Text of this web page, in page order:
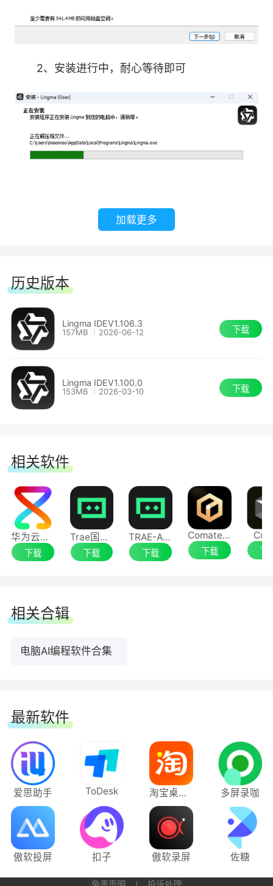
3.文件编辑
工程内多个代码文件修改，同时可通过多次对话进
行逐步迭代或快照回滚，开发者与通义灵码协同逐
步完成编码任务。
精确编辑：在开发者提供的上下文范围内完成
的上下文，进行代码文件修改，无需进行额外的复
文件编辑等代码修改相关工具使用能力，可帮助开
发者快速完成代码修改。
4.编程智能体
工程级变更：可根据开发者的任务描述，自主
进行任务拆解和工程内多个代码文件修改，同时可
工程自动感知：根据开发者的任务描述，可自
动感知工程框架、技术栈、所需代码文件、错误信
息等工程内信息，无需手动添加工程上下文，任务
描述更轻松。
工具使用：可自主使用十多种内置编程工具，
决策需要执行的命令，自动完成命令编写并运行终
5.企业级管理
统一授权管理：支持统一为企业内开发者的添
加使用权限，统一管理企业成员权限。
统计报表：提供开发者活跃、AI 代码生成占
比、问答使用占比等统计数据，帮助企业快速了解
使用效果。
2、安装进行中，耐心等待即可
加载更多
历史版本
Lingma IDEV1.106.3
157MB 2026-06-12 下载
Lingma IDEV1.100.0
153MB 2026-03-10 下载
相关软件
华为云码道（CodeArts）代码智能体
下载
Trae国际版
下载
TRAE-AI编程
下载
Comate AI IDE
下载 下
相关合辑
电脑AI编程软件合集
最新软件
爱思助手 ToDesk 淘宝桌面版 多屏录咖
傲软投屏 扣子 傲软录屏 佐糖